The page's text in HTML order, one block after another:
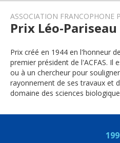
ASSOCIATION FRANCOPHONE
Prix Léo-Pariseau
Prix créé en 1944 en l'honneur
premier président de l'ACFAS. Il
ou à un chercheur pour
rayonnement de ses travaux et
domaine des sciences